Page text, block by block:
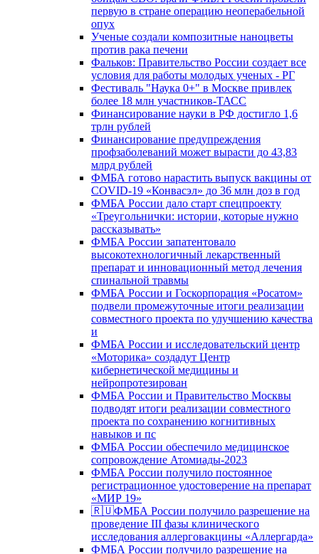
первую в стране операцию неоперабельной
опух
Ученые создали композитные наноцветы
против рака печени
Фальков: Правительство России создает все
условия для работы молодых ученых - РГ
Фестиваль "Наука 0+" в Москве привлек
более 18 млн участников-ТАСС
Финансирование науки в РФ достигло 1,6
трлн рублей
Финансирование предупреждения
профзаболеваний может вырасти до 43,83
млрд рублей
ФМБА готово нарастить выпуск вакцины от
COVID-19 «Конвасэл» до 36 млн доз в год
ФМБА России дало старт спецпроекту
«Треугольнички: истории, которые нужно
рассказывать»
ФМБА России запатентовало
высокотехнологичный лекарственный
препарат и инновационный метод лечения
спинальной травмы
ФМБА России и Госкорпорация «Росатом»
подвели промежуточные итоги реализации
совместного проекта по улучшению качества
и
ФМБА России и исследовательский центр
«Моторика» создадут Центр
кибернетической медицины и
нейропротезирован
ФМБА России и Правительство Москвы
подводят итоги реализации совместного
проекта по сохранению когнитивных
навыков и пс
ФМБА России обеспечило медицинское
сопровождение Атомиады-2023
ФМБА России получило постоянное
регистрационное удостоверение на препарат
«МИР 19»
🇷🇺ФМБА России получило разрешение на
проведение III фазы клинического
исследования аллерговакцины «Аллергарда»
ФМБА России получило разрешение на